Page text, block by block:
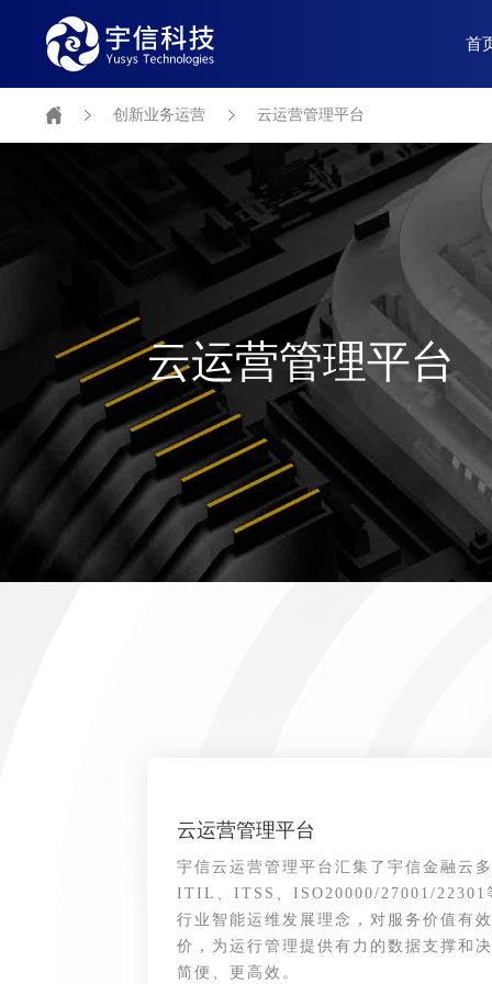
首
创新业务运营 云运营管理平台
云运营管理平台
云运营管理平台
宇信云运营管理平台汇集了宇信金融云
ITIL、ITSS、ISO20000/27001/22301
行业智能运维发展理念，对服务价值有
价，为运行管理提供有力的数据支撑和
简便、更高效。